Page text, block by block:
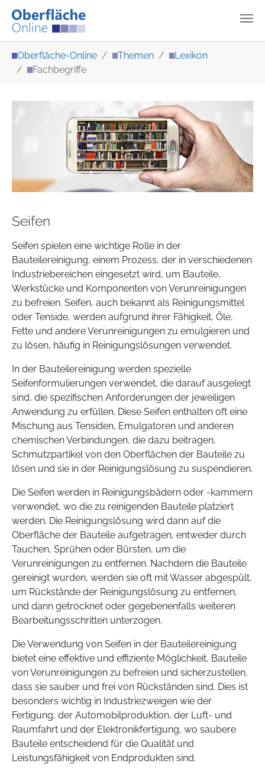
Oberfläche-Online Themen
Lexikon
Fachbegriffe
Seifen
Seifen spielen eine wichtige Rolle in der
Bauteilereinigung, einem Prozess, der in verschiedenen
Industriebereichen eingesetzt wird, um Bauteile,
Werkstücke und Komponenten von Verunreinigungen
zu befreien. Seifen, auch bekannt als Reinigungsmittel
oder Tenside, werden aufgrund ihrer Fähigkeit, Öle,
Fette und andere Verunreinigungen zu emulgieren und
zu lösen, häufig in Reinigungslösungen verwendet.
In der Bauteilereinigung werden spezielle
Seifenformulierungen verwendet, die darauf ausgelegt
sind, die spezifischen Anforderungen der jeweiligen
Anwendung zu erfüllen. Diese Seifen enthalten oft eine
Mischung aus Tensiden, Emulgatoren und anderen
chemischen Verbindungen, die dazu beitragen,
Schmutzpartikel von den Oberflächen der Bauteile zu
lösen und sie in der Reinigungslösung zu suspendieren.
Die Seifen werden in Reinigungsbädern oder -kammern
verwendet, wo die zu reinigenden Bauteile platziert
werden. Die Reinigungslösung wird dann auf die
Oberfläche der Bauteile aufgetragen, entweder durch
Tauchen, Sprühen oder Bürsten, um die
Verunreinigungen zu entfernen. Nachdem die Bauteile
gereinigt wurden, werden sie oft mit Wasser abgespült,
um Rückstände der Reinigungslösung zu entfernen,
und dann getrocknet oder gegebenenfalls weiteren
Bearbeitungsschritten unterzogen.
Die Verwendung von Seifen in der Bauteilereinigung
bietet eine effektive und effiziente Möglichkeit, Bauteile
von Verunreinigungen zu befreien und sicherzustellen,
dass sie sauber und frei von Rückständen sind. Dies ist
besonders wichtig in Industriezweigen wie der
Fertigung, der Automobilproduktion, der Luft- und
Raumfahrt und der Elektronikfertigung, wo saubere
Bauteile entscheidend für die Qualität und
Leistungsfähigkeit von Endprodukten sind.